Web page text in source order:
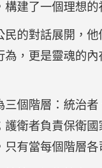
建了一個理想的
的對話展開，
，更是靈魂的
個階層：統治
衛者負責保衛
有當每個階層